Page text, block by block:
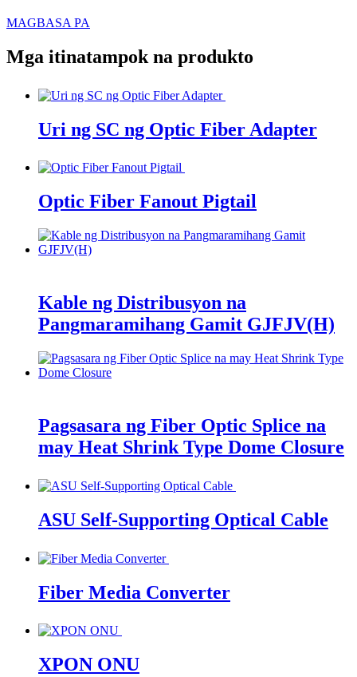
MAGBASA PA
Mga itinatampok na produkto
Uri ng SC ng Optic Fiber Adapter
Optic Fiber Fanout Pigtail
Kable ng Distribusyon na
Pangmaramihang Gamit GJFJV(H)
Pagsasara ng Fiber Optic Splice na
may Heat Shrink Type Dome Closure
ASU Self-Supporting Optical Cable
Fiber Media Converter
XPON ONU